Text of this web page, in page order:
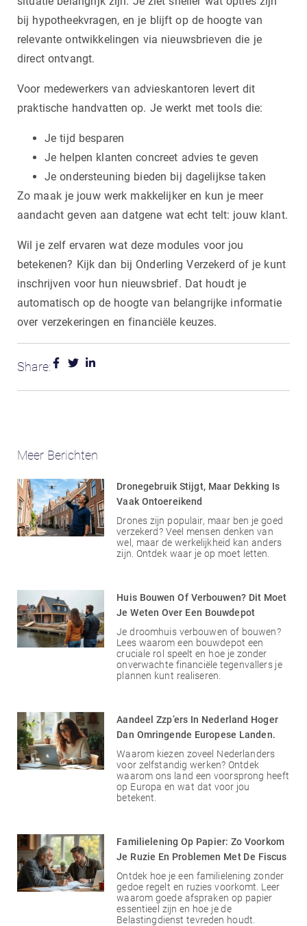
bij hypotheekvragen, en je blijft op de hoogte van
relevante ontwikkelingen via nieuwsbrieven die je
direct ontvangt.
Voor medewerkers van advieskantoren levert dit
praktische handvatten op. Je werkt met tools die:
Je tijd besparen
Je helpen klanten concreet advies te geven
Je ondersteuning bieden bij dagelijkse taken
Zo maak je jouw werk makkelijker en kun je meer
aandacht geven aan datgene wat echt telt: jouw klant.
Wil je zelf ervaren wat deze modules voor jou
betekenen? Kijk dan bij Onderling Verzekerd of je kunt
inschrijven voor hun nieuwsbrief. Dat houdt je
automatisch op de hoogte van belangrijke informatie
over verzekeringen en financiële keuzes.
Share:
Meer Berichten
Dronegebruik Stijgt, Maar Dekking Is
Vaak Ontoereikend
Drones zijn populair, maar ben je goed
verzekerd? Veel mensen denken van
wel, maar de werkelijkheid kan anders
zijn. Ontdek waar je op moet letten.
Huis Bouwen Of Verbouwen? Dit Moet
Je Weten Over Een Bouwdepot
Je droomhuis verbouwen of bouwen?
Lees waarom een bouwdepot een
cruciale rol speelt en hoe je zonder
onverwachte financiële tegenvallers je
plannen kunt realiseren.
Aandeel Zzp’ers In Nederland Hoger
Dan Omringende Europese Landen.
Waarom kiezen zoveel Nederlanders
voor zelfstandig werken? Ontdek
waarom ons land een voorsprong heeft
op Europa en wat dat voor jou
betekent.
Familielening Op Papier: Zo Voorkom
Je Ruzie En Problemen Met De Fiscus
Ontdek hoe je een familielening zonder
gedoe regelt en ruzies voorkomt. Leer
waarom goede afspraken op papier
essentieel zijn en hoe je de
Belastingdienst tevreden houdt.